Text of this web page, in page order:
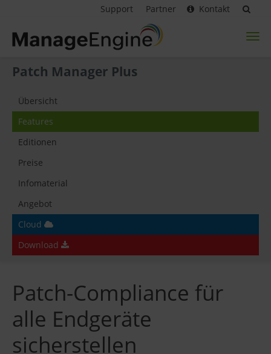
Support Partner Kontakt
Patch Manager Plus
Übersicht
Features
Editionen
Preise
Infomaterial
Angebot
Cloud
Download
Patch-Compliance für
alle Endgeräte
sicherstellen